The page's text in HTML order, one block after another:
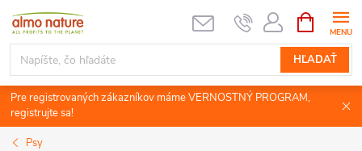
Prejsť
obsah
HĽADAŤ
KOŠÍK
Pre registrovaných zákazníkov máme VERNOSTNÝ PROGRAM,
registrujte sa!
Psy